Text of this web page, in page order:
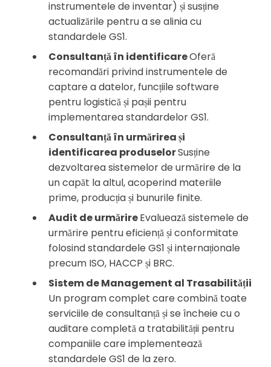
instrumentele de inventar) și susține
actualizările pentru a se alinia cu
standardele GS1.
Consultanță în identificareOferă
recomandări privind instrumentele de
captare a datelor, funcțiile software
pentru logistică și pașii pentru
implementarea standardelor GS1.
Consultanță în urmărirea și
identificarea produselorSusține
dezvoltarea sistemelor de urmărire de la
un capăt la altul, acoperind materiile
prime, producția și bunurile finite.
Audit de urmărireEvaluează sistemele de
urmărire pentru eficiență și conformitate
folosind standardele GS1 și internaționale
precum ISO, HACCP și BRC.
Sistem de Management al Trasabilității
Un program complet care combină toate
serviciile de consultanță și se încheie cu o
auditare completă a tratabilității pentru
companiile care implementează
standardele GS1 de la zero.